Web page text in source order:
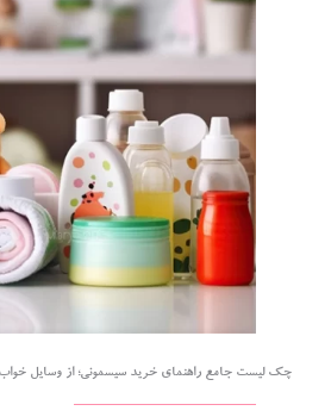
چک لیست جامع راهنمای خرید سیسمونی؛ از وسایل خواب